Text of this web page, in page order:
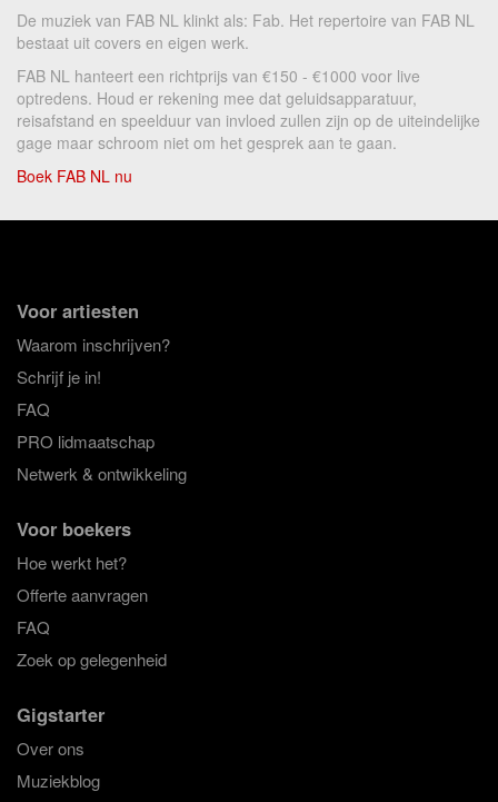
De muziek van FAB NL klinkt als: Fab. Het repertoire van FAB NL
bestaat uit covers en eigen werk.
FAB NL hanteert een richtprijs van €150 - €1000 voor live
optredens. Houd er rekening mee dat geluidsapparatuur,
reisafstand en speelduur van invloed zullen zijn op de uiteindelijke
gage maar schroom niet om het gesprek aan te gaan.
Boek FAB NL nu
Voor artiesten
Waarom inschrijven?
Schrijf je in!
FAQ
PRO lidmaatschap
Netwerk & ontwikkeling
Voor boekers
Hoe werkt het?
Offerte aanvragen
FAQ
Zoek op gelegenheid
Gigstarter
Over ons
Muziekblog